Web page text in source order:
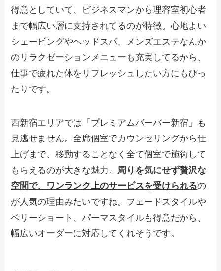
得意としていて、ビジネスマンから理容室初心者
まで幅広い層に支持されてるのが特徴。心地よい
シェービングやヘッドスパ、メンズエステなんか
のリラクゼーションメニューも充実してるから、
仕事で疲れた体をリフレッシュしたい方にもぴっ
たりです。
西新宿エリアでは「プレミアムバーバー新宿」も
見逃せません。全席個室でカウンセリングから仕
上げまで、移動することなく全て個室で施術して
もらえるのが大きな魅力。 周りを気にせず贅沢な
空間で、ワンランク上のサービスを受けられるの
が人気の理由みたいですね。フェードスタイルや
ベリーショート、パーマスタイルも得意だから、
幅広いオーダーに対応してくれそうです。